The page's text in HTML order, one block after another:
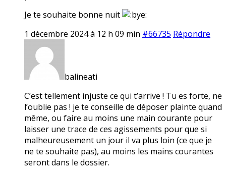
Je te souhaite bonne nuit
1 décembre 2024 à 12 h 09 min #66735 Répondre
balineati
C’est tellement injuste ce qui t’arrive ! Tu es forte, ne
l’oublie pas ! je te conseille de déposer plainte quand
même, ou faire au moins une main courante pour
laisser une trace de ces agissements pour que si
malheureusement un jour il va plus loin (ce que je
ne te souhaite pas), au moins les mains courantes
seront dans le dossier.